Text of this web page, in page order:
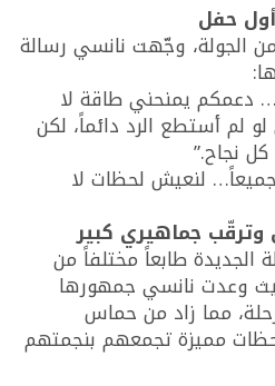
حفل
الجولة، وجّهت نانسي رسالة
دعمكم يمنحني طاقة لا
لم أستطع الرد دائماً، لكن
نجاح.”
لنعيش لحظات لا
وترقّب جماهيري كبير
الجديدة طابعاً مختلفاً من
وعدت نانسي جمهورها
مما زاد من حماس
لحظات مميزة تجمعهم بنجمتهم